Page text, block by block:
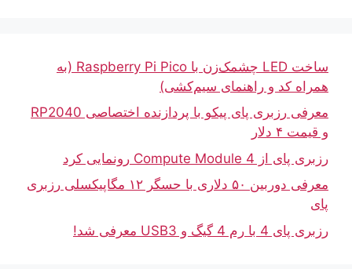
ساخت LED چشمک‌زن با Raspberry Pi Pico (به
همراه کد و راهنمای سیم‌کشی)
معرفی رزبری پای پیکو با پردازنده اختصاصی RP2040
و قیمت ۴ دلار
رزبری پای از Compute Module 4 رونمایی کرد
معرفی دوربین ۵۰ دلاری با حسگر ۱۲ مگاپیکسلی رزبری
پای
رزبری پای 4 با رم 4 گیگ و USB3 معرفی شد!